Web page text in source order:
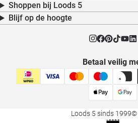
Shoppen bij Loods 5
Blijf op de hoogte
Betaal veilig
Loods 5 sinds 1999©